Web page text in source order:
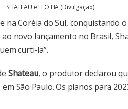
SHATEAU e LEO HA (Divulgação)
na Coréia do Sul,
novo lançamento no Brasil,
curti-la”.
Shateau, o produtor declarou
São Paulo. Os planos para